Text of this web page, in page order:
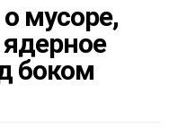
мусоре,
боком